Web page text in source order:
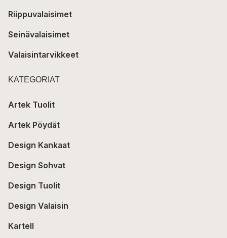
Riippuvalaisimet
Seinävalaisimet
Valaisintarvikkeet
KATEGORIAT
Artek Tuolit
Artek Pöydät
Design Kankaat
Design Sohvat
Design Tuolit
Design Valaisin
Kartell